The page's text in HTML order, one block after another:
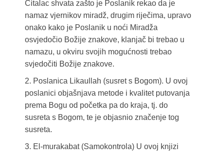
Čitalac shvata zašto je Poslanik rekao da je
namaz vjernikov miradž, drugim riječima, upravo
onako kako je Poslanik u noći Miradža
osvjedočio Božije znakove, klanjač bi trebao u
namazu, u okviru svojih mogućnosti trebao
svjedočiti Božije znakove.
2. Poslanica Likaullah (susret s Bogom). U ovoj
poslanici objašnjava metode i kvalitet putovanja
prema Bogu od početka pa do kraja, tj. do
susreta s Bogom, te je objasnio značenje tog
susreta.
3. El-murakabat (Samokontrola) U ovoj knjizi